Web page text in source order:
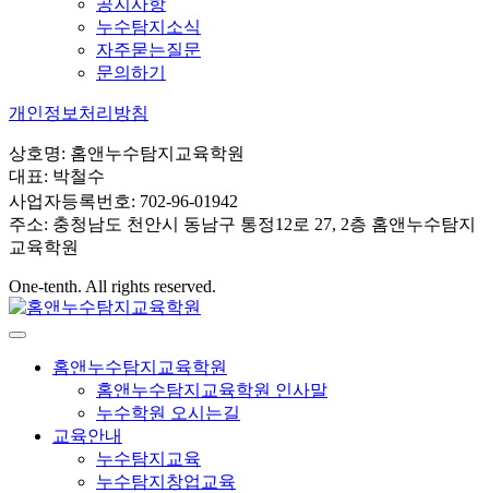
누수탐지소식
자주묻는질문
문의하기
개인정보처리방침
상호명: 홈앤누수탐지교육학원
대표: 박철수
사업자등록번호: 702-96-01942
주소: 충청남도 천안시 동남구 통정12로 27, 2층 홈앤누수탐지
교육학원
One-tenth. All rights reserved.
홈앤누수탐지교육학원
홈앤누수탐지교육학원 인사말
누수학원 오시는길
교육안내
누수탐지교육
누수탐지창업교육